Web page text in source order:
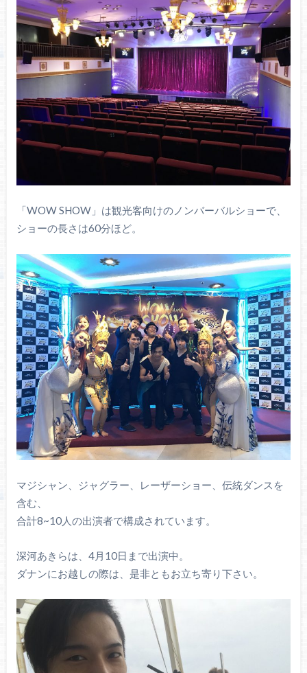
「WOW SHOW」は観光客向けのノンバーバルショーで、
ショーの長さは60分ほど。
マジシャン、ジャグラー、レーザーショー、伝統ダンスを
含む、
合計8~10人の出演者で構成されています。
深河あきらは、4月10日まで出演中。
ダナンにお越しの際は、是非ともお立ち寄り下さい。